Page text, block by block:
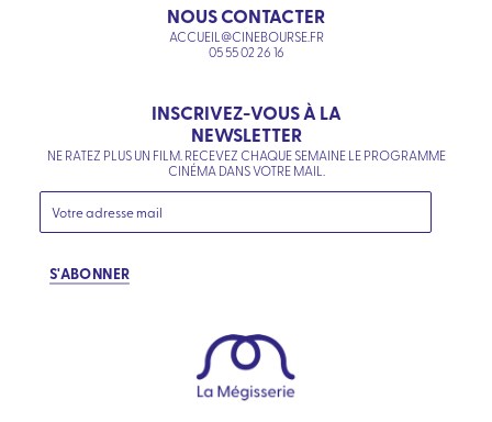
NOUS CONTACTER
ACCUEIL@CINEBOURSE.FR
05 55 02 26 16
INSCRIVEZ-VOUS À LA
NEWSLETTER
NE RATEZ PLUS UN FILM. RECEVEZ CHAQUE SEMAINE LE PROGRAMME
CINÉMA DANS VOTRE MAIL.
S'ABONNER